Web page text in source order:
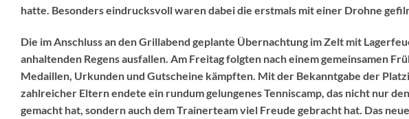
hatte. Besonders eindrucksvoll waren dabei die erstmals mit einer Drohne
Die im Anschluss an den Grillabend geplante Übernachtung im Zelt mit
anhaltenden Regens ausfallen. Am Freitag folgten nach einem gemeinsamen
Medaillen, Urkunden und Gutscheine kämpften. Mit der Bekanntgabe der
zahlreicher Eltern endete ein rundum gelungenes Tenniscamp, das nicht nur
gemacht hat, sondern auch dem Trainerteam viel Freude gebracht hat. Das